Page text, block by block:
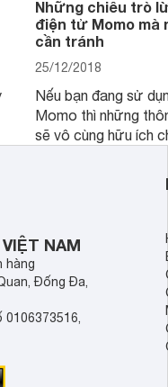
Những chiêu trò
điện tử Momo mà
cần tránh
25/12/2018
Nếu bạn đang sử
Momo thì những
sẽ vô cùng hữu ích
NAM
hàng
Đống Đa,